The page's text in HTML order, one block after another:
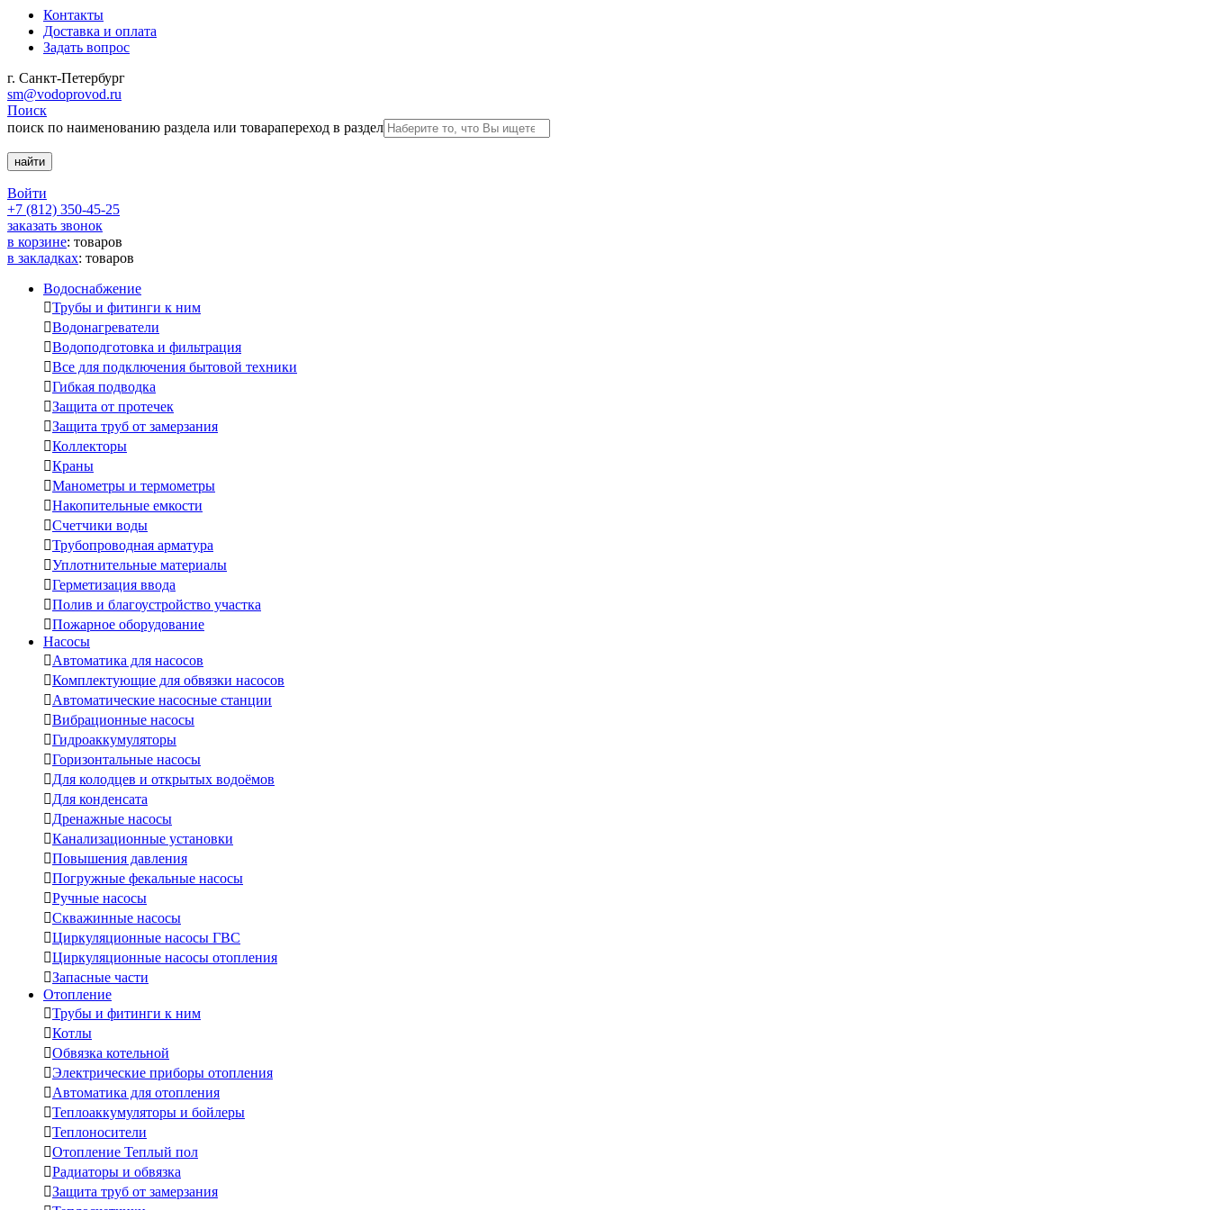
Контакты
Доставка и оплата
Задать вопрос
г. Санкт-Петербург
sm@vodoprovod.ru
Поиск
поиск по наименованию раздела или товарапереход в раздел
Войти
+7 (812) 350-45-25
заказать звонок
в корзине: товаров
в закладках: товаров
Водоснабжение
Трубы и фитинги к ним
Водонагреватели
Водоподготовка и фильтрация
Все для подключения бытовой техники
Гибкая подводка
Защита от протечек
Защита труб от замерзания
Коллекторы
Краны
Манометры и термометры
Накопительные емкости
Счетчики воды
Трубопроводная арматура
Уплотнительные материалы
Герметизация ввода
Полив и благоустройство участка
Пожарное оборудование
Насосы
Автоматика для насосов
Комплектующие для обвязки насосов
Автоматические насосные станции
Вибрационные насосы
Гидроаккумуляторы
Горизонтальные насосы
Для колодцев и открытых водоёмов
Для конденсата
Дренажные насосы
Канализационные установки
Повышения давления
Погружные фекальные насосы
Ручные насосы
Скважинные насосы
Циркуляционные насосы ГВС
Циркуляционные насосы отопления
Запасные части
Отопление
Трубы и фитинги к ним
Котлы
Обвязка котельной
Электрические приборы отопления
Автоматика для отопления
Теплоаккумуляторы и бойлеры
Теплоносители
Отопление Теплый пол
Радиаторы и обвязка
Защита труб от замерзания